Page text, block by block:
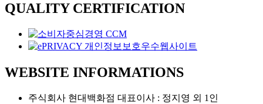
QUALITY CERTIFICATION
WEBSITE INFORMATIONS
주식회사 현대백화점 대표이사 : 정지영 외 1인